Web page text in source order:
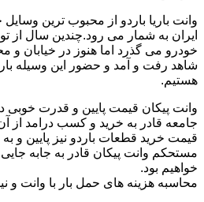
وانت باریا باردو از محبوب ترین
ایران به شمار می رود.چندین سال از
خودرو می گذرد اما هنوز در خیابان و
شاهد رفت و آمد و حضور این وسیله
هستیم.
وانت پیکان قیمت پایین و قدرت خوبی
جامعه قادر به خرید و کسب درامد از
قیمت خرید قطعات باردو نیز پایین
مستحکم وانت پیکان قادر به جابه
خواهیم بود.
محاسبه هزینه های حمل بار با وانت و